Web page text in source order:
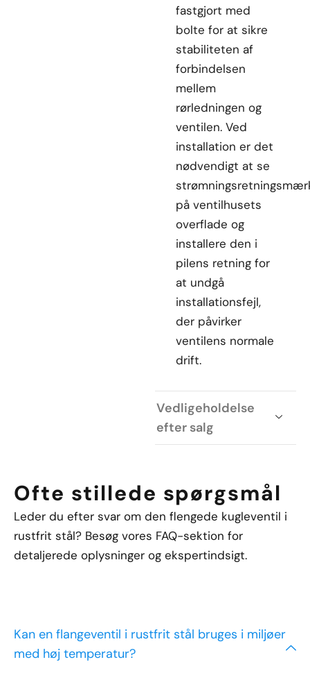
fastgjort med
bolte for at sikre
stabiliteten af
forbindelsen
mellem
rørledningen og
ventilen. Ved
installation er det
nødvendigt at se
på ventilhusets
overflade og
installere den i
pilens retning for
at undgå
installationsfejl,
der påvirker
ventilens normale
drift.
Vedligeholdelse
efter salg
Ofte stillede spørgsmål
Leder du efter svar om den flengede kugleventil i
rustfrit stål? Besøg vores FAQ-sektion for
detaljerede oplysninger og ekspertindsigt.
Kan en flangeventil i rustfrit stål bruges i miljøer
med høj temperatur?